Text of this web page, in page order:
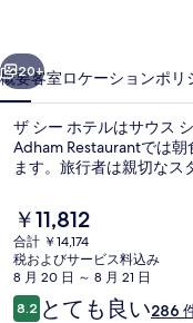
写
真
ギ
ャ
ラ
リ
ー
次へ
20+
概要客室ロケーションポリ
ザ シー ホテルはサウス
Adham Restaurantでは
ます。旅行者は親切なス
現
在
の
料
金
は
￥11,812
合計 ￥14,174
税およびサービス料込み
8 月 20 日 ～ 8 月 21 日
口8.210段階中8.2
とても良い286